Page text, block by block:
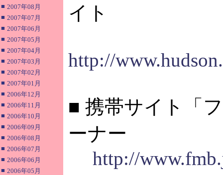
■ 2007年08月
■ 2007年07月
■ 2007年06月
■ 2007年05月
■ 2007年04月
■ 2007年03月
■ 2007年02月
■ 2007年01月
■ 2006年12月
■ 2006年11月
■ 2006年10月
■ 2006年09月
■ 2006年08月
■ 2006年07月
■ 2006年06月
■ 2006年05月
イト
http://
■ 携帯サイト「
ーナー
http://